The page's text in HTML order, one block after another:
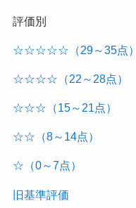
評価別
☆☆☆☆☆（29～35点）
☆☆☆☆（22～28点）
☆☆☆（15～21点）
☆☆（8～14点）
☆（0～7点）
旧基準評価